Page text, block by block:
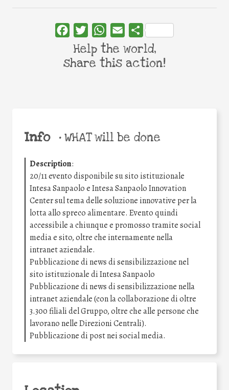
Info •WHAT will be done
Description:
20/11 evento disponibile su sito istituzionale
Intesa Sanpaolo e Intesa Sanpaolo Innovation
Center sul tema delle soluzione innovative per la
lotta allo spreco alimentare. Evento quindi
accessibile a chiunque e promosso tramite social
media e sito, oltre che internamente nella
intranet aziendale.
Pubblicazione di news di sensibilizzazione nel
sito istituzionale di Intesa Sanpaolo
Pubblicazione di news di sensibilizzazione nella
intranet aziendale (con la collaborazione di oltre
3.300 filiali del Gruppo, oltre che alle persone che
lavorano nelle Direzioni Centrali).
Pubblicazione di post nei social media.
FacebookTwitterWhatsApp
Email Share
Help the world,
share this action!